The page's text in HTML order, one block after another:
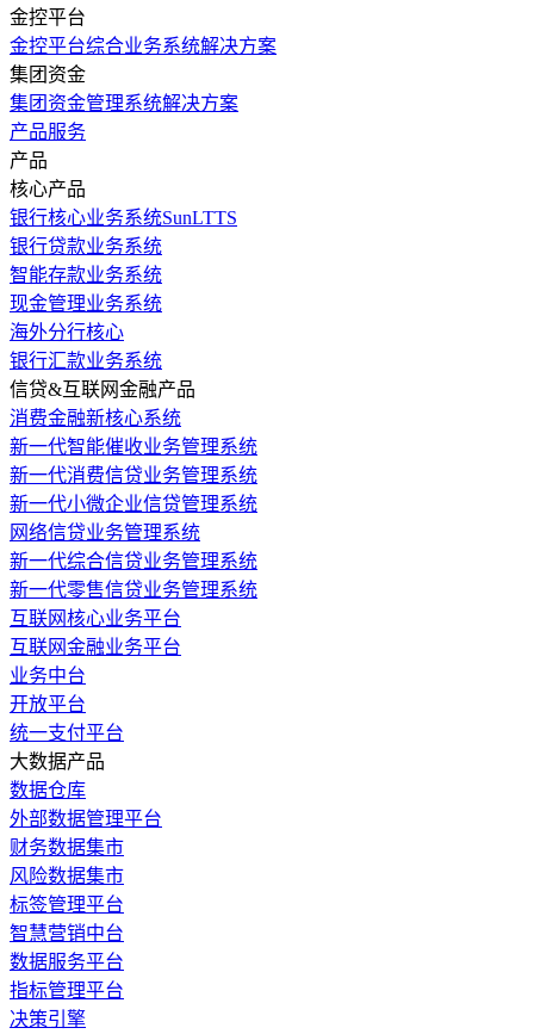
金控平台
金控平台综合业务系统解决方案
集团资金
集团资金管理系统解决方案
产品服务
产品
核心产品
银行核心业务系统SunLTTS
银行贷款业务系统
智能存款业务系统
现金管理业务系统
海外分行核心
银行汇款业务系统
信贷&互联网金融产品
消费金融新核心系统
新一代智能催收业务管理系统
新一代消费信贷业务管理系统
新一代小微企业信贷管理系统
网络信贷业务管理系统
新一代综合信贷业务管理系统
新一代零售信贷业务管理系统
互联网核心业务平台
互联网金融业务平台
业务中台
开放平台
统一支付平台
大数据产品
数据仓库
外部数据管理平台
财务数据集市
风险数据集市
标签管理平台
智慧营销中台
数据服务平台
指标管理平台
决策引擎